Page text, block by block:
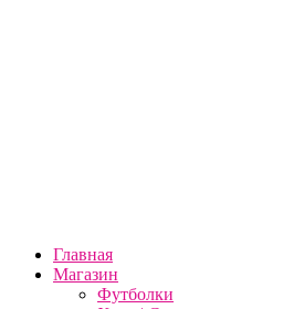
Главная
Магазин
Футболки